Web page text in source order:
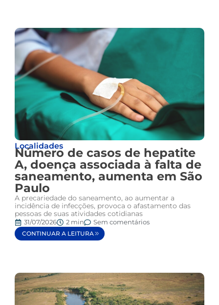
Localidades
Número de casos de hepatite
A, doença associada à falta de
saneamento, aumenta em São
Paulo
A precariedade do saneamento, ao aumentar a
incidência de infecções, provoca o afastamento das
pessoas de suas atividades cotidianas
31/07/2026 2 min Sem comentários
CONTINUAR A LEITURA